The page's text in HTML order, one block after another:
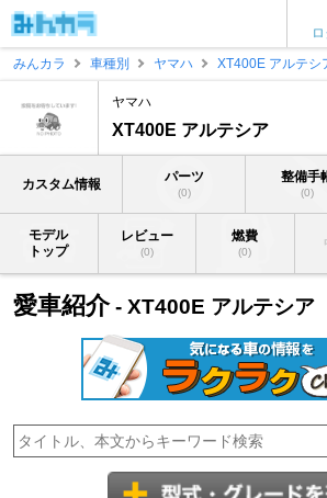
みんカラ
車種別 ヤマハ XT400E アルテシ
ヤマハ
XT400E アルテシア
カスタム情報 パーツ
(0)
整備手
(0)
モデル
トップ
レビュー
(0)
燃費
(0)
愛車紹介- XT400E アルテシア